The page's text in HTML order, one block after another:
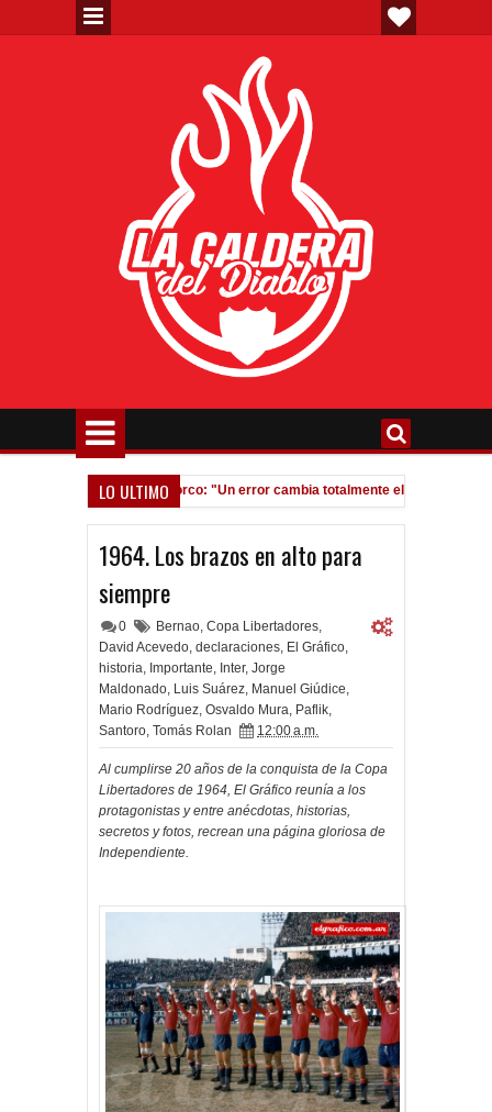
LO ULTIMO
02:07 AM Fedorco: "Un error cambia totalmente el partido"
1964. Los brazos en alto para
siempre
0 Bernao, Copa Libertadores,
David Acevedo, declaraciones, El Gráfico,
historia, Importante, Inter, Jorge
Maldonado, Luis Suárez, Manuel Giúdice,
Mario Rodríguez, Osvaldo Mura, Paflik,
Santoro, Tomás Rolan 12:00 a.m.
Al cumplirse 20 años de la conquista de la Copa
Libertadores de 1964, El Gráfico reunía a los
protagonistas y entre anécdotas, historias,
secretos y fotos, recrean una página gloriosa de
Independiente.